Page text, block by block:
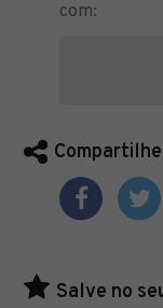
com:
Compartilhe
Salve no